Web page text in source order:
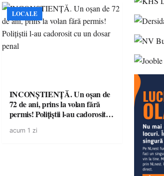
LOCALE
INCONȘTIENȚĂ. Un oșan de
72 de ani, prins la volan fără
permis! Polițiștii l-au cadorosit
acum 1 zi